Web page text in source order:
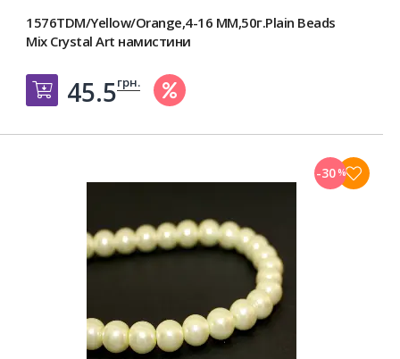
1576TDM/Yellow/Orange,4-16 MM,50г.Plain Beads
Mix Crystal Art намистини
Добавить в корзину
45.5грн.
-30%